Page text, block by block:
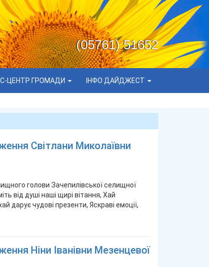
(05761) 51652
ЦЕНТР ГРОМАДИ ІНФО ДАЙДЖЕСТ
Світлани Миколаївни
голови Зачепилівської селищної
від душі наші щирі вітання, Хай
дарує чудові презенти, Яскраві емоції,
Ніни Іванівни Мезенцевої